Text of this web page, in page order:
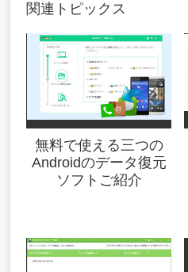
関連トピックス
無料で使える三つの
Androidのデータ復元
ソフトご紹介